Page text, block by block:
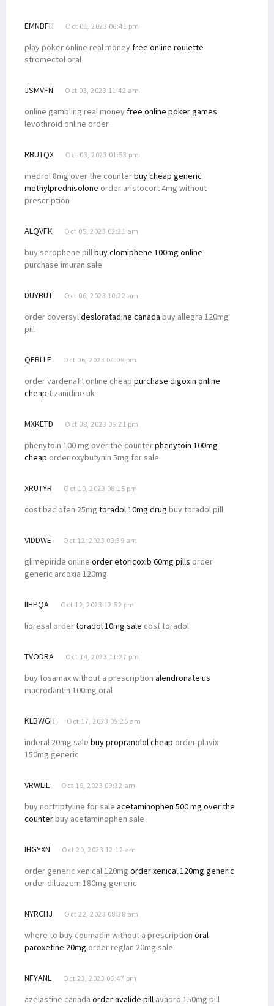
EMNBFH Oct 01, 2023 06:41 pm
play poker online real money free online roulette
stromectol oral
JSMVFN Oct 03, 2023 11:42 am
online gambling real money free online poker games
levothroid online order
RBUTQX Oct 03, 2023 01:53 pm
medrol 8mg over the counterbuy cheap generic
methylprednisolone order aristocort 4mg without
prescription
ALQVFK Oct 05, 2023 02:21 am
buy serophene pillbuy clomiphene 100mg online
purchase imuran sale
DUYBUT Oct 06, 2023 10:22 am
order coversyldesloratadine canada buy allegra 120mg
pill
QEBLLF Oct 06, 2023 04:09 pm
order vardenafil online cheap purchase digoxin online
cheap tizanidine uk
MXKETD Oct 08, 2023 06:21 pm
phenytoin 100 mg over the counterphenytoin 100mg
cheap order oxybutynin 5mg for sale
XRUTYR Oct 10, 2023 08:15 pm
cost baclofen 25mg toradol 10mg drug buy toradol pill
VIDDWE Oct 12, 2023 09:39 am
glimepiride online order etoricoxib 60mg pills order
generic arcoxia 120mg
IIHPQA Oct 12, 2023 12:52 pm
lioresal ordertoradol 10mg sale cost toradol
TVODRA Oct 14, 2023 11:27 pm
buy fosamax without a prescription alendronate us
macrodantin 100mg oral
KLBWGH Oct 17, 2023 05:25 am
inderal 20mg sale buy propranolol cheap order plavix
150mg generic
VRWLIL Oct 19, 2023 09:32 am
buy nortriptyline for sale acetaminophen 500 mg over the
counterbuy acetaminophen sale
IHGYXN Oct 20, 2023 12:12 am
order generic xenical 120mg order xenical 120mg generic
order diltiazem 180mg generic
NYRCHJ Oct 22, 2023 08:38 am
where to buy coumadin without a prescription oral
paroxetine 20mg order reglan 20mg sale
NFYANL Oct 23, 2023 06:47 pm
azelastine canada order avalide pill avapro 150mg pill